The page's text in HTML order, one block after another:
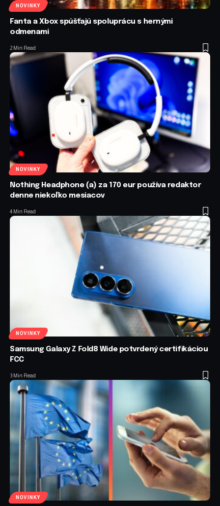
NOVINKY
Fanta a Xbox spúšťajú spoluprácu s hernými
odmenami
2 Min Read
NOVINKY
Nothing Headphone (a) za 170 eur používa redaktor
denne niekoľko mesiacov
4 Min Read
NOVINKY
Samsung Galaxy Z Fold8 Wide potvrdený certifikáciou
FCC
3 Min Read
NOVINKY